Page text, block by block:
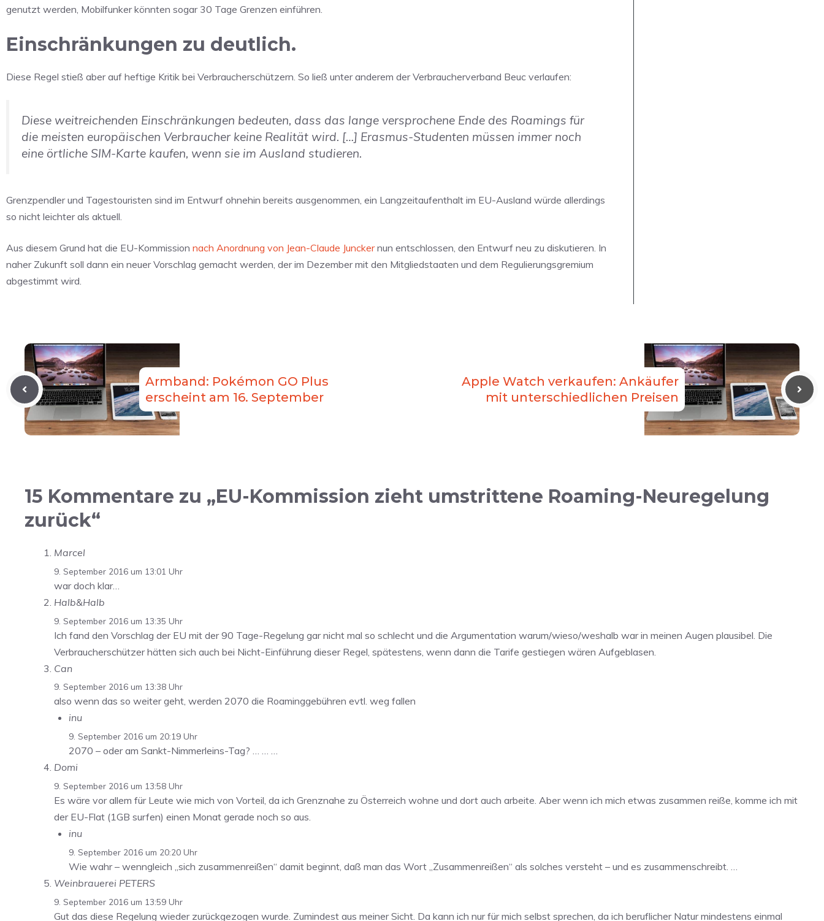
genutzt werden, Mobilfunker könnten sogar 30 Tage Grenzen einführen.
Einschränkungen zu deutlich.
Diese Regel stieß aber auf heftige Kritik bei Verbraucherschützern. So ließ unter anderem der Verbraucherverband Beuc verlaufen:
Diese weitreichenden Einschränkungen bedeuten, dass das lange versprochene Ende des Roamings für
die meisten europäischen Verbraucher keine Realität wird. […] Erasmus-Studenten müssen immer noch
eine örtliche SIM-Karte kaufen, wenn sie im Ausland studieren.
Grenzpendler und Tagestouristen sind im Entwurf ohnehin bereits ausgenommen, ein Langzeitaufenthalt im EU-Ausland würde allerdings
so nicht leichter als aktuell.
Aus diesem Grund hat die EU-Kommission nach Anordnung von Jean-Claude Junckernun entschlossen, den Entwurf neu zu diskutieren. In
naher Zukunft soll dann ein neuer Vorschlag gemacht werden, der im Dezember mit den Mitgliedstaaten und dem Regulierungsgremium
abgestimmt wird.
Armband: Pokémon GO Plus
erscheint am 16. September
Apple Watch verkaufen: Ankäufer
mit unterschiedlichen Preisen
15 Kommentare zu „EU-Kommission zieht umstrittene Roaming-Neuregelung
zurück“
Marcel
9. September 2016 um 13:01 Uhr
war doch klar…
Halb&Halb
9. September 2016 um 13:35 Uhr
Ich fand den Vorschlag der EU mit der 90 Tage-Regelung gar nicht mal so schlecht und die Argumentation warum/wieso/weshalb war in meinen Augen plausibel. Die
Verbraucherschützer hätten sich auch bei Nicht-Einführung dieser Regel, spätestens, wenn dann die Tarife gestiegen wären Aufgeblasen.
Can
9. September 2016 um 13:38 Uhr
also wenn das so weiter geht, werden 2070 die Roaminggebühren evtl. weg fallen
inu
9. September 2016 um 20:19 Uhr
2070 – oder am Sankt-Nimmerleins-Tag? … … …
Domi
9. September 2016 um 13:58 Uhr
Es wäre vor allem für Leute wie mich von Vorteil, da ich Grenznahe zu Österreich wohne und dort auch arbeite. Aber wenn ich mich etwas zusammen reiße, komme ich mit
der EU-Flat (1GB surfen) einen Monat gerade noch so aus.
inu
9. September 2016 um 20:20 Uhr
Wie wahr – wenngleich „sich zusammenreißen“ damit beginnt, daß man das Wort „Zusammenreißen“ als solches versteht – und es zusammenschreibt. …
Weinbrauerei PETERS
9. September 2016 um 13:59 Uhr
Gut das diese Regelung wieder zurückgezogen wurde. Zumindest aus meiner Sicht. Da kann ich nur für mich selbst sprechen, da ich beruflicher Natur mindestens einmal